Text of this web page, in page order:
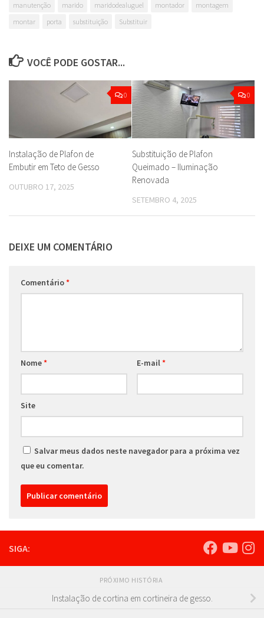
manutenção
marido maridodealuguel montador
montagem
montar
porta substituição Substituir
VOCÊ PODE GOSTAR...
0
Instalação de Plafon de
Embutir em Teto de Gesso
OUTUBRO 17, 2025
0
Substituição de Plafon
Queimado – Iluminação
Renovada
SETEMBRO 4, 2025
DEIXE UM COMENTÁRIO
Comentário*
Nome* E-mail*
Site
Salvar meus dados neste navegador para a próxima vez
que eu comentar.
SIGA:
PRÓXIMO HISTÓRIA
Instalação de cortina em cortineira de gesso.